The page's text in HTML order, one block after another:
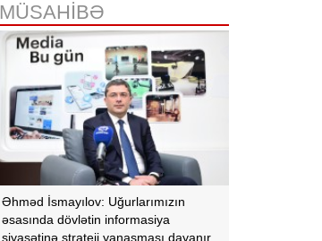
MÜSAHİBƏ
Əhməd İsmayılov: Uğurlarımızın
əsasında dövlətin informasiya
siyasətinə strateji yanaşması dayanır